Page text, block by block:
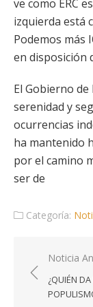
ve como ERC
izquierda está
Podemos más
en disposición
El Gobierno
serenidad y
ocurrencias
ha mantenido
por el camino
ser de
Categoría:
de
Noticia
¿QUIÉN